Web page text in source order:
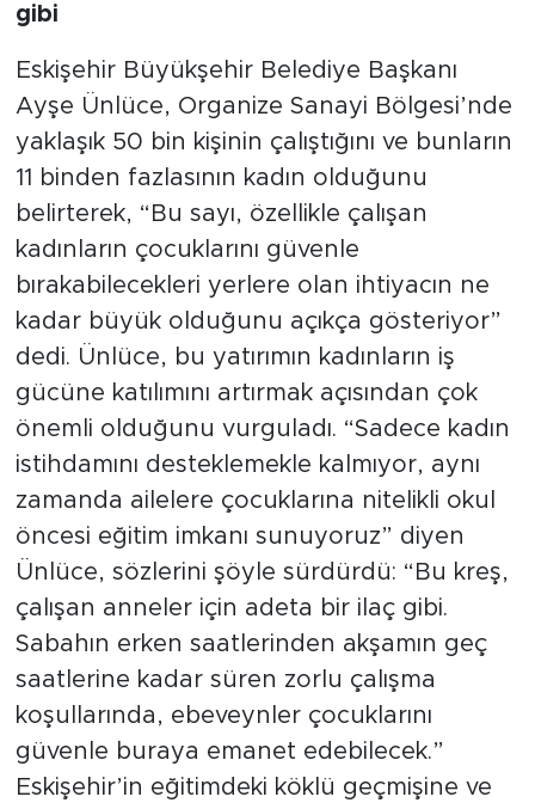
gibi
Eskişehir Büyükşehir Belediye Başkanı
Ayşe Ünlüce, Organize Sanayi Bölgesi’nde
yaklaşık 50 bin kişinin çalıştığını ve bunların
11 binden fazlasının kadın olduğunu
belirterek, “Bu sayı, özellikle çalışan
kadınların çocuklarını güvenle
bırakabilecekleri yerlere olan ihtiyacın ne
kadar büyük olduğunu açıkça gösteriyor”
dedi. Ünlüce, bu yatırımın kadınların iş
gücüne katılımını artırmak açısından çok
önemli olduğunu vurguladı. “Sadece kadın
istihdamını desteklemekle kalmıyor, aynı
zamanda ailelere çocuklarına nitelikli okul
öncesi eğitim imkanı sunuyoruz” diyen
Ünlüce, sözlerini şöyle sürdürdü: “Bu kreş,
çalışan anneler için adeta bir ilaç gibi.
Sabahın erken saatlerinden akşamın geç
saatlerine kadar süren zorlu çalışma
koşullarında, ebeveynler çocuklarını
güvenle buraya emanet edebilecek.”
Eskişehir’in eğitimdeki köklü geçmişine ve